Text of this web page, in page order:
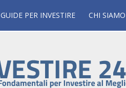
GUIDE PER INVESTIRE CHI SIAMO